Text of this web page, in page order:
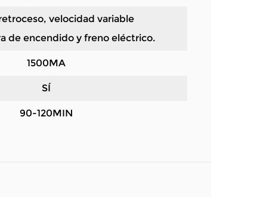
velocidad variable
de encendido y freno eléctrico.
1500MA
SÍ
90-120MIN